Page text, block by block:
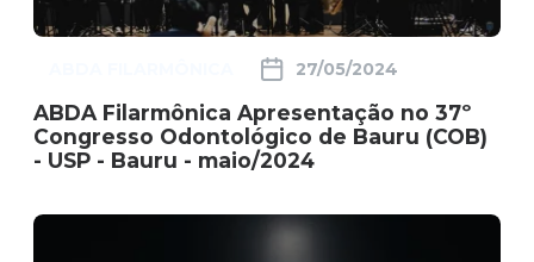
27/05/2024
ABDA Filarmônica Apresentação no 37º
Congresso Odontológico de Bauru (COB)
- USP - Bauru - maio/2024